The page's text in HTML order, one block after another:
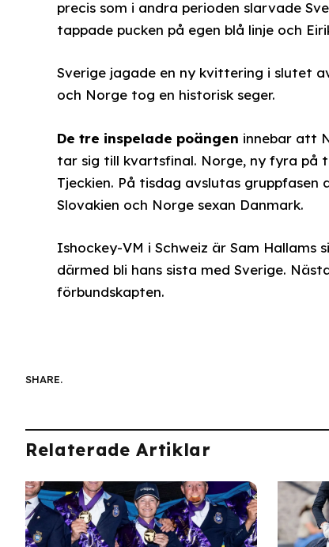
precis som i andra perioden slarvade
tappade pucken på egen blå linje och
Sverige jagade en ny kvittering i slutet
och Norge tog en historisk seger.
De tre inspelade poängen innebar att
tar sig till kvartsfinal. Norge, ny fyra på
Tjeckien. På tisdag avslutas
Slovakien och Norge sexan Danmark.
Ishockey-VM i Schweiz är Sam Hallams
därmed bli hans sista med Sverige.
förbundskapten.
SHARE.
Relaterade Artiklar